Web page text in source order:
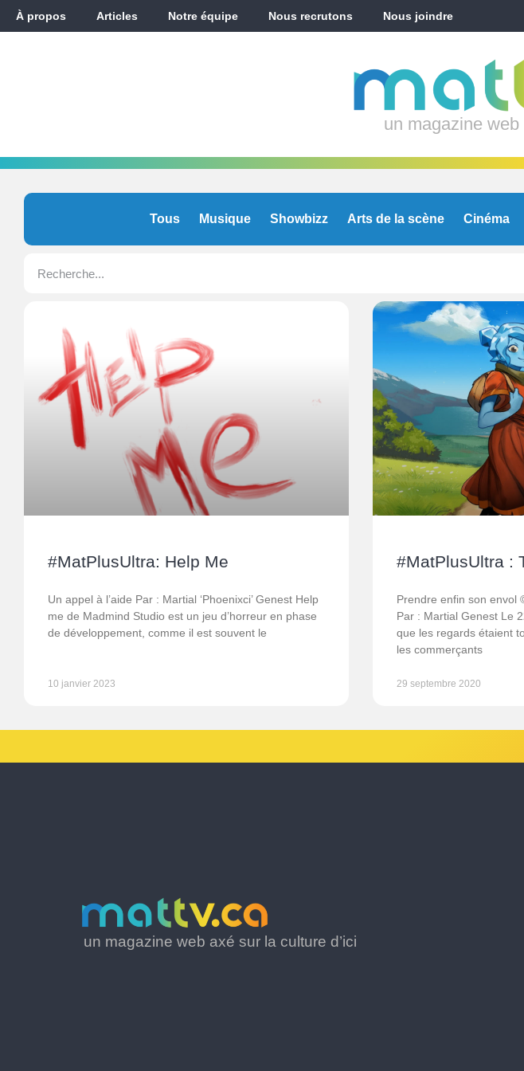
À propos Articles Notre équipe Nous recrutons Nous joindre
un magazine web
Tous Musique Showbizz Arts de la scène Cinéma
#MatPlusUltra: Help Me
Un appel à l’aide Par : Martial ‘Phoenixci’ Genest Help
me de Madmind Studio est un jeu d’horreur en phase
de développement, comme il est souvent le
10 janvier 2023
#MatPlusUltra :
Prendre enfin son envol
Par : Martial Genest Le
que les regards étaient
les commerçants
29 septembre 2020
un magazine web axé sur la culture d’ici